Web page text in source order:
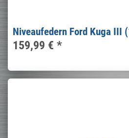
Niveaufedern Ford Kuga III
159,99 € *